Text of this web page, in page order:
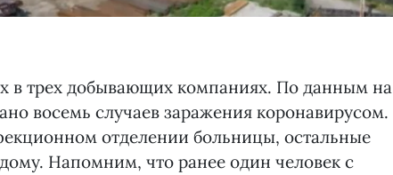
в трех добывающих компаниях. По данным на
восемь случаев заражения коронавирусом.
отделении больницы, остальные
Напомним, что ранее один человек с